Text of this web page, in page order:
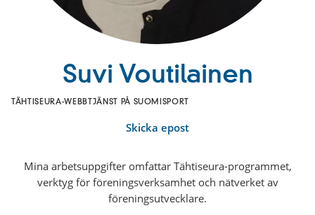
Suvi Voutilainen
TÄHTISEURA-WEBBTJÄNST PÅ SUOMISPORT
Skicka epost
Mina arbetsuppgifter omfattar Tähtiseura-programmet,
verktyg för föreningsverksamhet och nätverket av
föreningsutvecklare.